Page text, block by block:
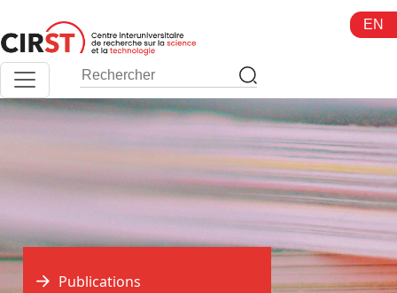
au
contenu
EN
Publications